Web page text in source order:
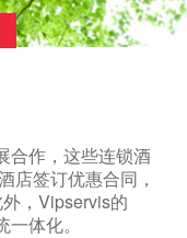
合作，这些连锁酒
店签订优惠合同，
，Vipservis的
体化。